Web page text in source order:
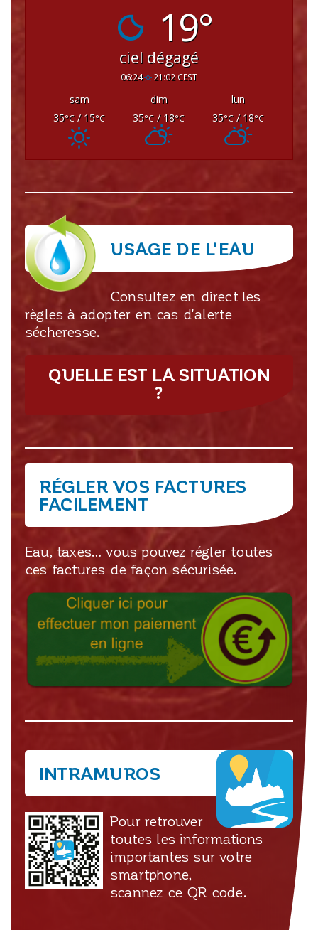
19°
ciel dégagé
06:24 21:02 CEST
sam dim
lun
35°C / 15°C 35°C / 18°C 35°C / 18°C
USAGE DE L'EAU
Consultez en direct les
règles à adopter en cas d'alerte
sécheresse.
QUELLE EST LA SITUATION
?
RÉGLER VOS FACTURES
FACILEMENT
Eau, taxes… vous pouvez régler toutes
ces factures de façon sécurisée.
INTRAMUROS
Pour retrouver
toutes les informations
importantes sur votre
smartphone,
scannez ce QR code.